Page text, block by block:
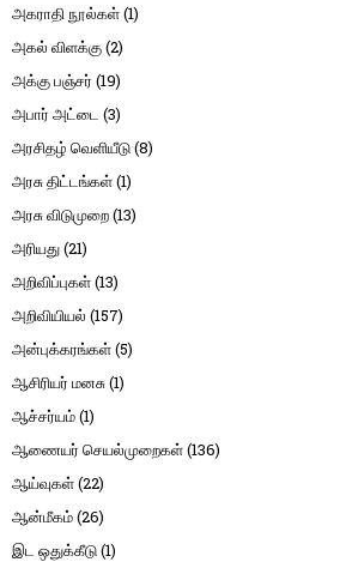
அகராதி நூல்கள்(1)
அகல் விளக்கு(2)
அக்கு பஞ்சர் (19)
அபார் அட்டை (3)
அரசிதழ் வெளியீடு(8)
அரசு திட்டங்கள்(1)
அரசு விடுமுறை(13)
அரியது(21)
அறிவிப்புகள்(13)
அறிவியியல் (157)
அன்புக்கரங்கள்(5)
ஆசிரியர் மனசு(1)
ஆச்சர்யம்(1)
ஆணையர் செயல்முறைகள்(136)
ஆய்வுகள்(22)
ஆன்மீகம்(26)
இட ஒதுக்கீடு(1)